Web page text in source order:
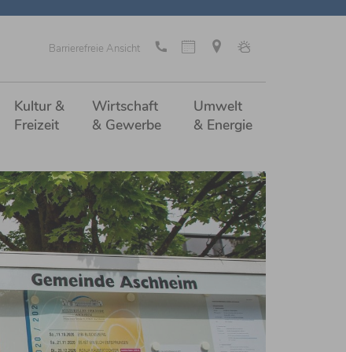
Barrierefreie Ansicht
Kultur &
Freizeit
Wirtschaft
& Gewerbe
Umwelt
& Energie